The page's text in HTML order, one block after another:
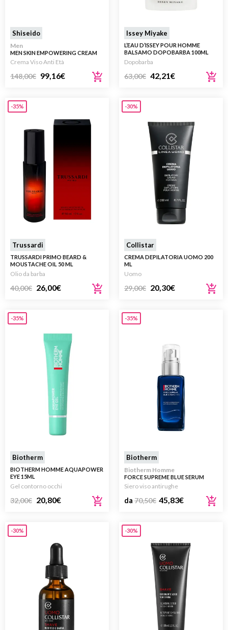
Shiseido
Men
MEN SKIN EMPOWERING CREAM
50ML
Crema Viso Anti Età
148,00€ 99,16€
Issey Miyake
L’EAU D’ISSEY POUR HOMME
BALSAMO DOPOBARBA 100ML
Dopobarba
63,00€ 42,21€
-35%
Trussardi
TRUSSARDI PRIMO BEARD &
MOUSTACHE OIL 50 ML
Olio da barba
40,00€ 26,00€
-30%
Collistar
CREMA DEPILATORIA UOMO 200
ML
Uomo
29,00€ 20,30€
-35%
Biotherm
BIOTHERM HOMME AQUAPOWER
EYE 15ML
Gel contorno occhi
32,00€ 20,80€
-35%
Biotherm
Biotherm Homme
FORCE SUPREME BLUE SERUM
Siero viso antirughe
da 70,50€ 45,83€
-30% -30%